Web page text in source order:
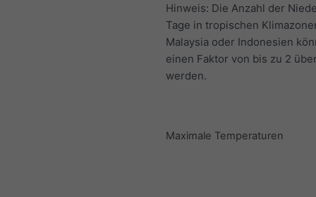
Hinweis: Die Anzahl der
Tage in tropischen
Malaysia oder Indonesien
einen Faktor von bis zu 2
werden.
Maximale Temperaturen